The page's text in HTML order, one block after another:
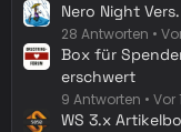
Nero Night
28 Antworten
Box für
erschwert
9 Antworten Vor
WS 3.x